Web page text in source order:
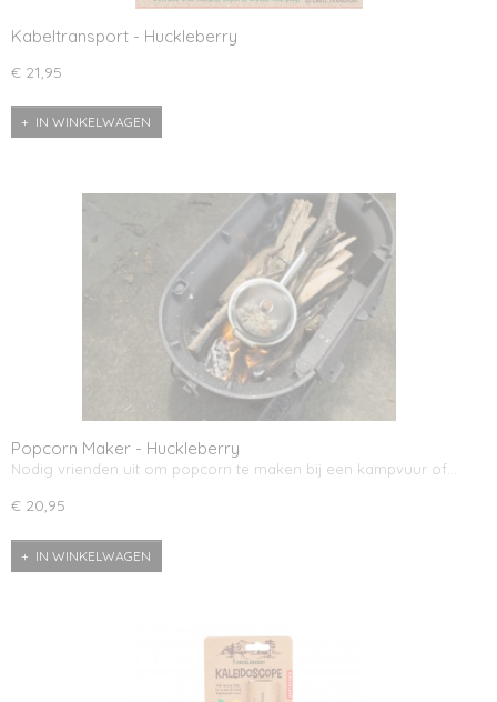
Kabeltransport - Huckleberry
€ 21,95
IN WINKELWAGEN
Popcorn Maker - Huckleberry
Nodig vrienden uit om popcorn te maken bij een kampvuur of…
€ 20,95
IN WINKELWAGEN